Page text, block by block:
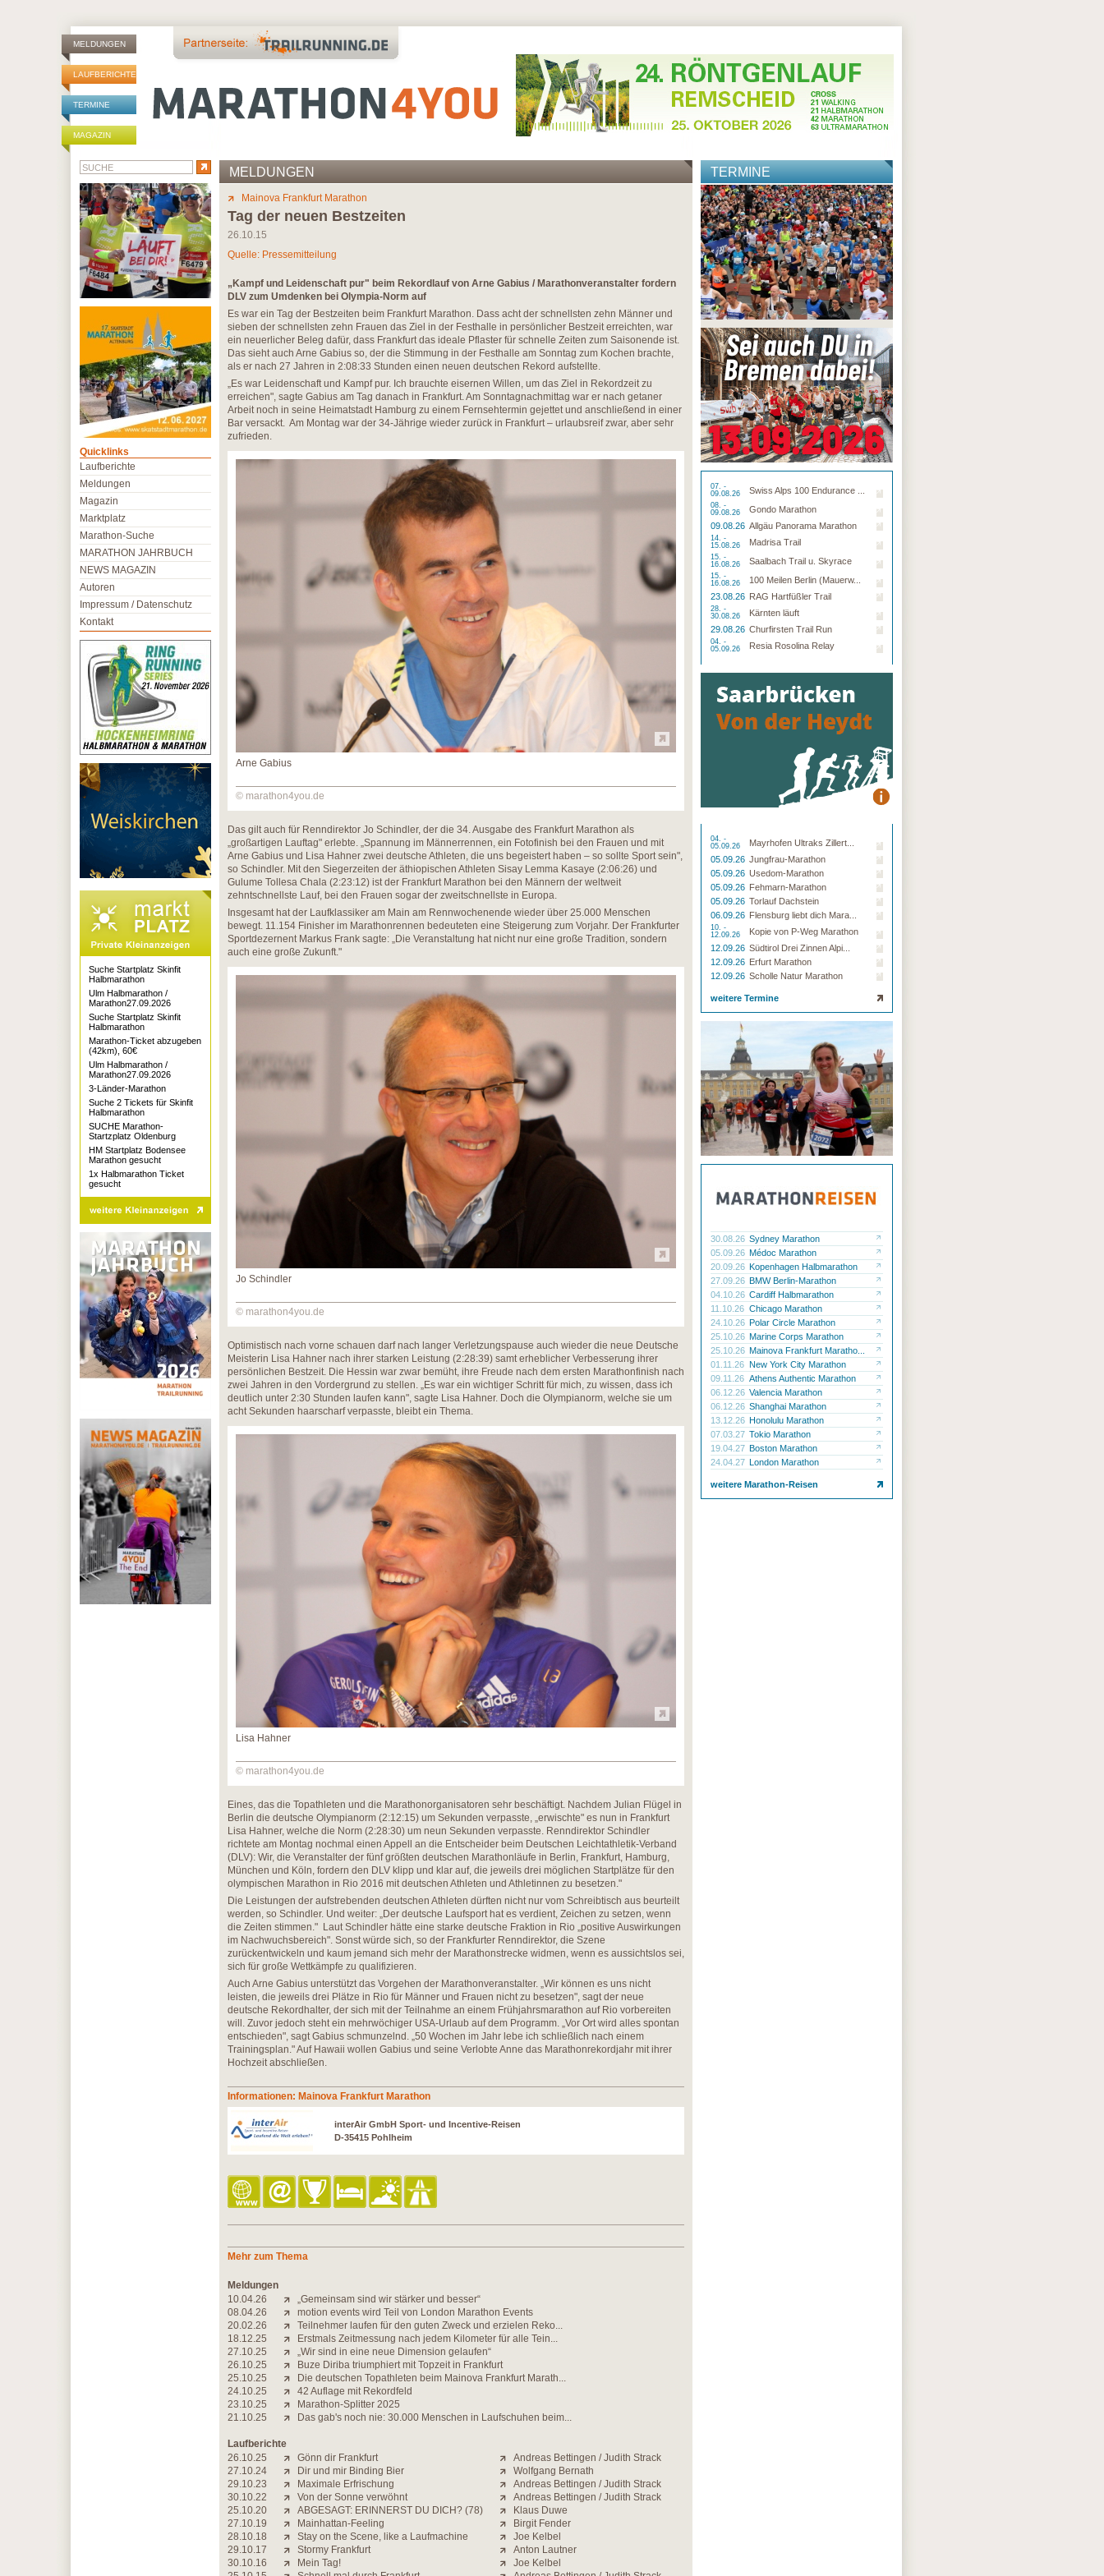
MELDUNGEN
LAUFBERICHTE
TERMINE
MAGAZIN
MELDUNGEN
Mainova Frankfurt Marathon
Tag der neuen Bestzeiten
26.10.15
Quelle: Pressemitteilung
„Kampf und Leidenschaft pur" beim Rekordlauf von Arne Gabius / Marathonveranstalter fordern
DLV zum Umdenken bei Olympia-Norm auf
Es war ein Tag der Bestzeiten beim Frankfurt Marathon. Dass acht der schnellsten zehn Männer und
sieben der schnellsten zehn Frauen das Ziel in der Festhalle in persönlicher Bestzeit erreichten, war
ein neuerlicher Beleg dafür, dass Frankfurt das ideale Pflaster für schnelle Zeiten zum Saisonende ist.
Das sieht auch Arne Gabius so, der die Stimmung in der Festhalle am Sonntag zum Kochen brachte,
als er nach 27 Jahren in 2:08:33 Stunden einen neuen deutschen Rekord aufstellte.
„Es war Leidenschaft und Kampf pur. Ich brauchte eisernen Willen, um das Ziel in Rekordzeit zu
erreichen", sagte Gabius am Tag danach in Frankfurt. Am Sonntagnachmittag war er nach getaner
Arbeit noch in seine Heimatstadt Hamburg zu einem Fernsehtermin gejettet und anschließend in einer
Bar versackt. Am Montag war der 34-Jährige wieder zurück in Frankfurt – urlaubsreif zwar, aber sehr
zufrieden.
Arne Gabius
© marathon4you.de
Das gilt auch für Renndirektor Jo Schindler, der die 34. Ausgabe des Frankfurt Marathon als
„großartigen Lauftag" erlebte. „Spannung im Männerrennen, ein Fotofinish bei den Frauen und mit
Arne Gabius und Lisa Hahner zwei deutsche Athleten, die uns begeistert haben – so sollte Sport sein",
so Schindler. Mit den Siegerzeiten der äthiopischen Athleten Sisay Lemma Kasaye (2:06:26) und
Gulume Tollesa Chala (2:23:12) ist der Frankfurt Marathon bei den Männern der weltweit
zehntschnellste Lauf, bei den Frauen sogar der zweitschnellste in Europa.
Insgesamt hat der Laufklassiker am Main am Rennwochenende wieder über 25.000 Menschen
bewegt. 11.154 Finisher im Marathonrennen bedeuteten eine Steigerung zum Vorjahr. Der Frankfurter
Sportdezernent Markus Frank sagte: „Die Veranstaltung hat nicht nur eine große Tradition, sondern
auch eine große Zukunft."
Jo Schindler
© marathon4you.de
Optimistisch nach vorne schauen darf nach langer Verletzungspause auch wieder die neue Deutsche
Meisterin Lisa Hahner nach ihrer starken Leistung (2:28:39) samt erheblicher Verbesserung ihrer
persönlichen Bestzeit. Die Hessin war zwar bemüht, ihre Freude nach dem ersten Marathonfinish nach
zwei Jahren in den Vordergrund zu stellen. „Es war ein wichtiger Schritt für mich, zu wissen, dass ich
deutlich unter 2:30 Stunden laufen kann", sagte Lisa Hahner. Doch die Olympianorm, welche sie um
acht Sekunden haarscharf verpasste, bleibt ein Thema.
Lisa Hahner
© marathon4you.de
Eines, das die Topathleten und die Marathonorganisatoren sehr beschäftigt. Nachdem Julian Flügel in
Berlin die deutsche Olympianorm (2:12:15) um Sekunden verpasste, „erwischte" es nun in Frankfurt
Lisa Hahner, welche die Norm (2:28:30) um neun Sekunden verpasste. Renndirektor Schindler
richtete am Montag nochmal einen Appell an die Entscheider beim Deutschen Leichtathletik-Verband
(DLV): Wir, die Veranstalter der fünf größten deutschen Marathonläufe in Berlin, Frankfurt, Hamburg,
München und Köln, fordern den DLV klipp und klar auf, die jeweils drei möglichen Startplätze für den
olympischen Marathon in Rio 2016 mit deutschen Athleten und Athletinnen zu besetzen."
Die Leistungen der aufstrebenden deutschen Athleten dürften nicht nur vom Schreibtisch aus beurteilt
werden, so Schindler. Und weiter: „Der deutsche Laufsport hat es verdient, Zeichen zu setzen, wenn
die Zeiten stimmen." Laut Schindler hätte eine starke deutsche Fraktion in Rio „positive Auswirkungen
im Nachwuchsbereich". Sonst würde sich, so der Frankfurter Renndirektor, die Szene
zurückentwickeln und kaum jemand sich mehr der Marathonstrecke widmen, wenn es aussichtslos sei,
sich für große Wettkämpfe zu qualifizieren.
Auch Arne Gabius unterstützt das Vorgehen der Marathonveranstalter. „Wir können es uns nicht
leisten, die jeweils drei Plätze in Rio für Männer und Frauen nicht zu besetzen", sagt der neue
deutsche Rekordhalter, der sich mit der Teilnahme an einem Frühjahrsmarathon auf Rio vorbereiten
will. Zuvor jedoch steht ein mehrwöchiger USA-Urlaub auf dem Programm. „Vor Ort wird alles spontan
entschieden", sagt Gabius schmunzelnd. „50 Wochen im Jahr lebe ich schließlich nach einem
Trainingsplan." Auf Hawaii wollen Gabius und seine Verlobte Anne das Marathonrekordjahr mit ihrer
Hochzeit abschließen.
Informationen: Mainova Frankfurt Marathon
interAir GmbH Sport- und Incentive-Reisen
D-35415 Pohlheim
Mehr zum Thema
Meldungen
10.04.26
„Gemeinsam sind wir stärker und besser“
08.04.26
motion events wird Teil von London Marathon Events
20.02.26
Teilnehmer laufen für den guten Zweck und erzielen Reko...
18.12.25
Erstmals Zeitmessung nach jedem Kilometer für alle Tein...
27.10.25
„Wir sind in eine neue Dimension gelaufen“
26.10.25
Buze Diriba triumphiert mit Topzeit in Frankfurt
25.10.25
Die deutschen Topathleten beim Mainova Frankfurt Marath...
24.10.25
42 Auflage mit Rekordfeld
23.10.25
Marathon-Splitter 2025
21.10.25
Das gab's noch nie: 30.000 Menschen in Laufschuhen beim...
Laufberichte
26.10.25
Gönn dir Frankfurt
Andreas Bettingen / Judith Strack
27.10.24
Dir und mir Binding Bier
Wolfgang Bernath
29.10.23
Maximale Erfrischung
Andreas Bettingen / Judith Strack
30.10.22
Von der Sonne verwöhnt
Andreas Bettingen / Judith Strack
25.10.20
ABGESAGT: ERINNERST DU DICH? (78)
Klaus Duwe
27.10.19
Mainhattan-Feeling
Birgit Fender
28.10.18
Stay on the Scene, like a Laufmachine
Joe Kelbel
29.10.17
Stormy Frankfurt
Anton Lautner
30.10.16
Mein Tag!
Joe Kelbel
TERMINE
07. -
09.08.26
Swiss Alps 100 Endurance ...
08. -
09.08.26
Gondo Marathon
09.08.26 Allgäu Panorama Marathon
14. -
15.08.26
Madrisa Trail
15. -
16.08.26
Saalbach Trail u. Skyrace
15. -
16.08.26
100 Meilen Berlin (Mauerw...
23.08.26 RAG Hartfüßler Trail
28. -
30.08.26
Kärnten läuft
29.08.26 Churfirsten Trail Run
04. -
05.09.26
Resia Rosolina Relay
04. -
05.09.26
Mayrhofen Ultraks Zillert...
05.09.26 Jungfrau-Marathon
05.09.26 Usedom-Marathon
05.09.26 Fehmarn-Marathon
05.09.26 Torlauf Dachstein
06.09.26 Flensburg liebt dich Mara...
10. -
12.09.26
Kopie von P-Weg Marathon
12.09.26 Südtirol Drei Zinnen Alpi...
12.09.26 Erfurt Marathon
12.09.26 Scholle Natur Marathon
weitere Termine
30.08.26 Sydney Marathon
05.09.26 Médoc Marathon
20.09.26 Kopenhagen Halbmarathon
27.09.26 BMW Berlin-Marathon
04.10.26 Cardiff Halbmarathon
11.10.26 Chicago Marathon
24.10.26 Polar Circle Marathon
25.10.26 Marine Corps Marathon
25.10.26 Mainova Frankfurt Maratho...
01.11.26 New York City Marathon
09.11.26 Athens Authentic Marathon
06.12.26 Valencia Marathon
06.12.26 Shanghai Marathon
13.12.26 Honolulu Marathon
07.03.27 Tokio Marathon
19.04.27 Boston Marathon
24.04.27 London Marathon
weitere Marathon-Reisen
Quicklinks
Laufberichte
Meldungen
Magazin
Marktplatz
Marathon-Suche
MARATHON JAHRBUCH
NEWS MAGAZIN
Autoren
Impressum / Datenschutz
Kontakt
Suche Startplatz Skinfit
Halbmarathon
Ulm Halbmarathon /
Marathon27.09.2026
Suche Startplatz Skinfit
Halbmarathon
Marathon-Ticket abzugeben
(42km), 60€
Ulm Halbmarathon /
Marathon27.09.2026
3-Länder-Marathon
Suche 2 Tickets für Skinfit
Halbmarathon
SUCHE Marathon-
Startzplatz Oldenburg
HM Startplatz Bodensee
Marathon gesucht
1x Halbmarathon Ticket
gesucht